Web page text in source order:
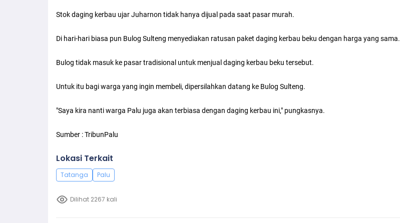
Stok daging kerbau ujar Juharnon tidak hanya dijual pada saat pasar murah.
Di hari-hari biasa pun Bulog Sulteng menyediakan ratusan paket daging kerbau beku dengan harga yang sama.
Bulog tidak masuk ke pasar tradisional untuk menjual daging kerbau beku tersebut.
Untuk itu bagi warga yang ingin membeli, dipersilahkan datang ke Bulog Sulteng.
"Saya kira nanti warga Palu juga akan terbiasa dengan daging kerbau ini," pungkasnya.
Sumber : TribunPalu
Lokasi Terkait
Tatanga Palu
Dilihat 2267 kali